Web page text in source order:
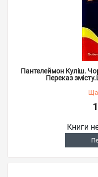
Пантелеймон Куліш.
Переказ
Книги